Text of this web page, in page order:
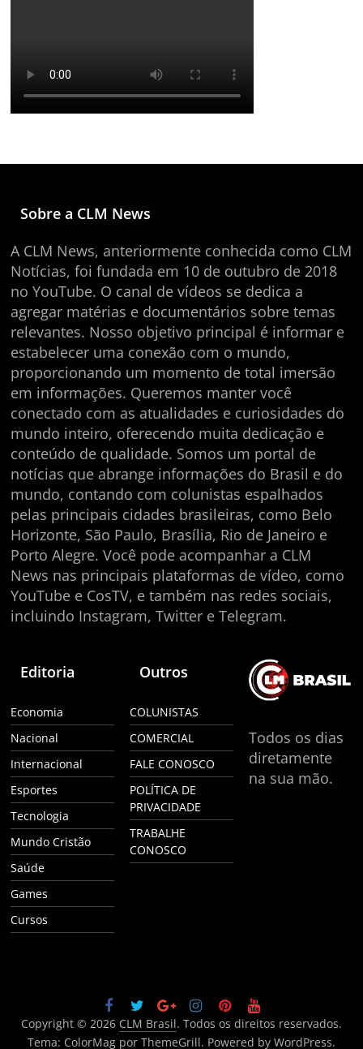
Sobre a CLM News
A CLM News, anteriormente conhecida como CLM
Notícias, foi fundada em 10 de outubro de 2018
no YouTube. O canal de vídeos se dedica a
agregar matérias e documentários sobre temas
relevantes. Nosso objetivo principal é informar e
estabelecer uma conexão com o mundo,
proporcionando um momento de total imersão
em informações. Queremos manter você
conectado com as atualidades e curiosidades do
mundo inteiro, oferecendo muita dedicação e
conteúdo de qualidade. Somos um portal de
notícias que abrange informações do Brasil e do
mundo, contando com colunistas espalhados
pelas principais cidades brasileiras, como Belo
Horizonte, São Paulo, Brasília, Rio de Janeiro e
Porto Alegre. Você pode acompanhar a CLM
News nas principais plataformas de vídeo, como
YouTube e CosTV, e também nas redes sociais,
incluindo Instagram, Twitter e Telegram.
Editoria
Economia
Nacional
Internacional
Esportes
Tecnologia
Mundo Cristão
Saúde
Games
Cursos
Outros
COLUNISTAS
COMERCIAL
FALE CONOSCO
POLÍTICA DE
PRIVACIDADE
TRABALHE
CONOSCO
Todos os dias
diretamente
na sua mão.
Copyright © 2026 CLM Brasil. Todos os direitos reservados.
Tema: ColorMagpor ThemeGrill. Powered by WordPress.